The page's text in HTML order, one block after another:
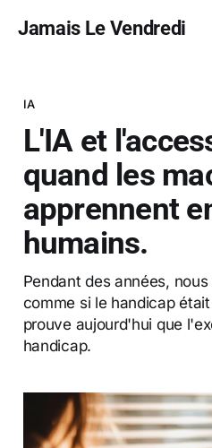
Jamais Le Vendredi
IA
L'IA et
quand les
apprennent
humains.
Pendant des années,
comme si le handicap
prouve aujourd'hui que
handicap.